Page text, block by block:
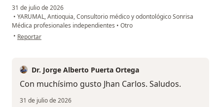
31 de julio de 2026
• YARUMAL, Antioquia, Consultorio médico y odontológico Sonrisa
Médica profesionales independientes • Otro
• en opinión del usuario Jhan Carlos posada Areiza
Reportar
Dr. Jorge Alberto Puerta Ortega
Con muchísimo gusto Jhan Carlos. Saludos.
31 de julio de 2026